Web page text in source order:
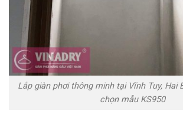
Lắp giàn phơi thông minh tại Vĩnh Tuy, Hai
chọn mẫu KS950